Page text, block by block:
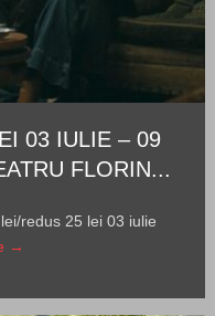
03 IULIE – 09
FLORIN...
redus 25 lei 03 iulie
→